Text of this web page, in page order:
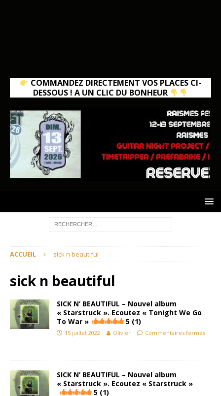
COMMANDEZ DIRECTEMENT VOS PLACES CI-
DESSOUS ! A UN CLIC DU BONHEUR
ACCUEIL sick n beautiful
sick n beautiful
SICK N’ BEAUTIFUL – Nouvel album
« Starstruck ». Ecoutez « Tonight We Go
To War »
5 (1)
15 juillet 2022 Olivier Commentaires fermés
SICK N’ BEAUTIFUL – Nouvel album
« Starstruck ». Ecoutez « Starstruck »
5 (1)